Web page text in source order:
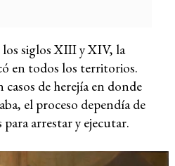
siglos XIII y XIV, la
en todos los territorios.
de herejía en donde
el proceso dependía de
arrestar y ejecutar.